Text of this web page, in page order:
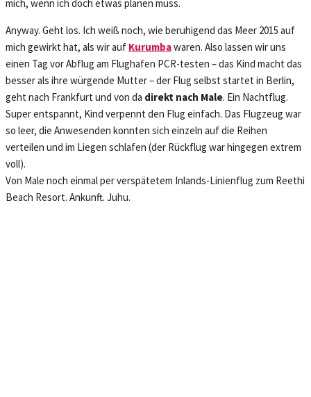
mich, wenn ich doch etwas planen muss.
Anyway. Geht los. Ich weiß noch, wie beruhigend das Meer 2015 auf
mich gewirkt hat, als wir auf Kurumbawaren. Also lassen wir uns
einen Tag vor Abflug am Flughafen PCR-testen – das Kind macht das
besser als ihre würgende Mutter – der Flug selbst startet in Berlin,
geht nach Frankfurt und von da direkt nach Male. Ein Nachtflug.
Super entspannt, Kind verpennt den Flug einfach. Das Flugzeug war
so leer, die Anwesenden konnten sich einzeln auf die Reihen
verteilen und im Liegen schlafen (der Rückflug war hingegen extrem
voll).
Von Male noch einmal per verspätetem Inlands-Linienflug zum Reethi
Beach Resort. Ankunft. Juhu.